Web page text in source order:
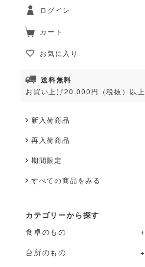
ログイン
カート
お気に入り
送料無料
お買い上げ20,000円（税抜）以上
新入荷商品
再入荷商品
期間限定
すべての商品をみる
カテゴリーから探す
食卓のもの
食卓のものの一覧
台所のもの